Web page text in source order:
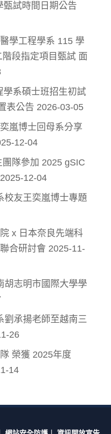
甄試時間日期公告
學工程學系 115 學
段指定項目甄試 面
學系碩士班招生初試
表公告 2026-03-05
嵐博士回母系分享
12-04
隊參加 2025 gSIC
2025-12-04
校友王奕嵐博士專題
x 日本奈良先端科
合研討會 2025-11-
胡志明市國際大學學
劉承揚老師至越南三
26
榮獲 2025年度
14